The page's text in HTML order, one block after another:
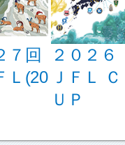
７回
Ｌ(20
２０２６
ＪＦＬ Ｃ
ＵＰ